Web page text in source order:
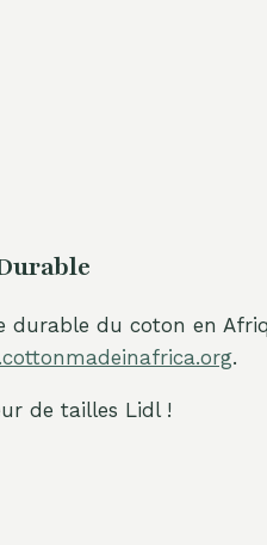
durable du coton en
.
de tailles Lidl !